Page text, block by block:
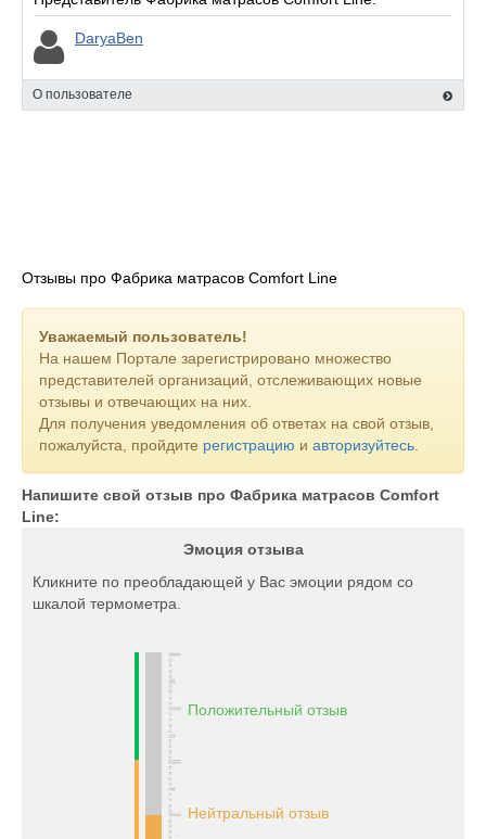
DaryaBen
О пользователе
Отзывы про Фабрика матрасов Comfort Line
Уважаемый пользователь!
На нашем Портале зарегистрировано множество
представителей организаций, отслеживающих новые
отзывы и отвечающих на них.
Для получения уведомления об ответах на свой отзыв,
пожалуйста, пройдите регистрацию и авторизуйтесь
Напишите свой отзыв про Фабрика матрасов Comfort
Line:
Эмоция отзыва
Кликните по преобладающей у Вас эмоции рядом со
шкалой термометра.
Положительный отзыв
Нейтральный отзыв